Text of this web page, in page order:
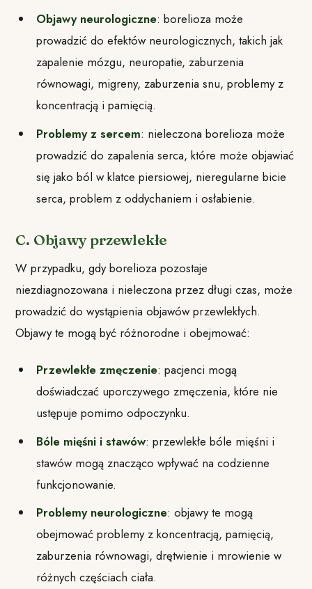
Objawy neurologiczne: borelioza może
prowadzić do efektów neurologicznych, takich jak
zapalenie mózgu, neuropatie, zaburzenia
równowagi, migreny, zaburzenia snu, problemy z
koncentracją i pamięcią.
Problemy z sercem: nieleczona borelioza może
prowadzić do zapalenia serca, które może objawiać
się jako ból w klatce piersiowej, nieregularne bicie
serca, problem z oddychaniem i osłabienie.
C. Objawy przewlekłe
W przypadku, gdy borelioza pozostaje
niezdiagnozowana i nieleczona przez długi czas, może
prowadzić do wystąpienia objawów przewlekłych.
Objawy te mogą być różnorodne i obejmować:
Przewlekłe zmęczenie: pacjenci mogą
doświadczać uporczywego zmęczenia, które nie
ustępuje pomimo odpoczynku.
Bóle mięśni i stawów: przewlekłe bóle mięśni i
stawów mogą znacząco wpływać na codzienne
funkcjonowanie.
Problemy neurologiczne: objawy te mogą
obejmować problemy z koncentracją, pamięcią,
zaburzenia równowagi, drętwienie i mrowienie w
różnych częściach ciała.